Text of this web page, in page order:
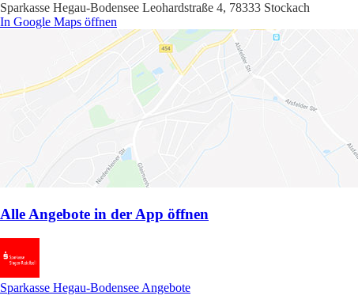
Sparkasse Hegau-Bodensee Leohardstraße 4, 78333 Stockach
In Google Maps öffnen
Alle Angebote in der App öffnen
Sparkasse Hegau-Bodensee Angebote